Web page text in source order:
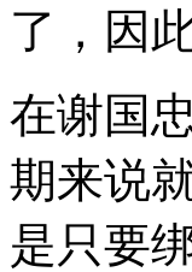
了，因
在谢国
期来说
是只要